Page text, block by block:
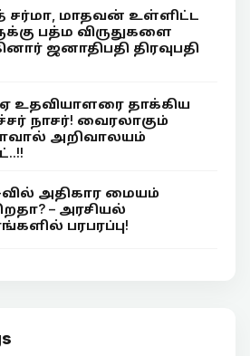
சர்மா, மாதவன் உள்ளிட்ட
பத்ம விருதுகளை
ஜனாதிபதி திரவுபதி
உதவியாளரை தாக்கிய
நாசர்! வைரலாகும்
அறிவாலயம்
வில் அதிகார மையம்
– அரசியல்
பரபரப்பு!